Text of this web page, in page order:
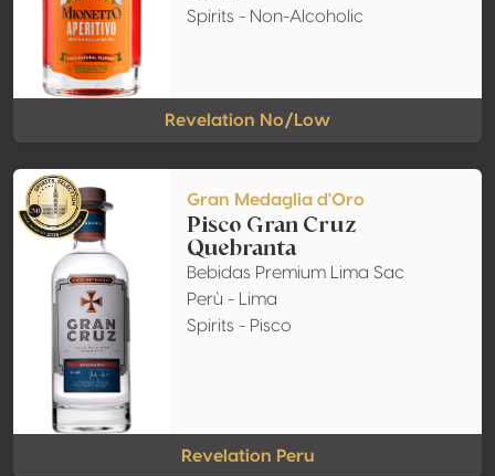
Spirits - Non-Alcoholic
Revelation No/Low
Gran Medaglia d'Oro
Pisco Gran Cruz
Quebranta
Bebidas Premium Lima Sac
Perù - Lima
Spirits - Pisco
Revelation Peru